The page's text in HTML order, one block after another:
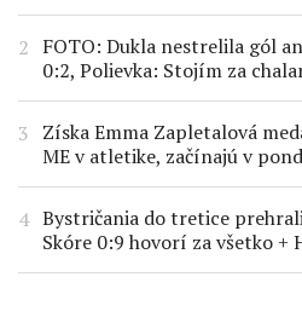
FOTO: Dukla nestrelila gól
0:2, Polievka: Stojím za
Získa Emma Zapletalová
ME v atletike, začínajú v
Bystričania do tretice
Skóre 0:9 hovorí za všetko +